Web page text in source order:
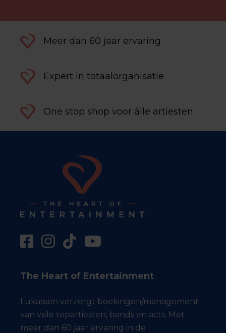
Meer dan 60 jaar ervaring
Expert in totaalorganisatie
One stop shop voor álle artiesten
The Heart of Entertainment
Lukassen verzorgt boekingen/management
van vele topartiesten, bands en acts. Met
meer dan 60 jaar ervaring in de